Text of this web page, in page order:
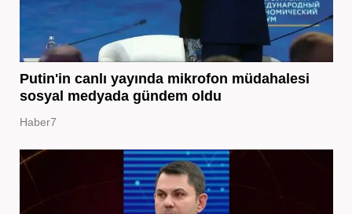
Putin'in canlı yayında mikrofon müdahalesi
sosyal medyada gündem oldu
Haber7